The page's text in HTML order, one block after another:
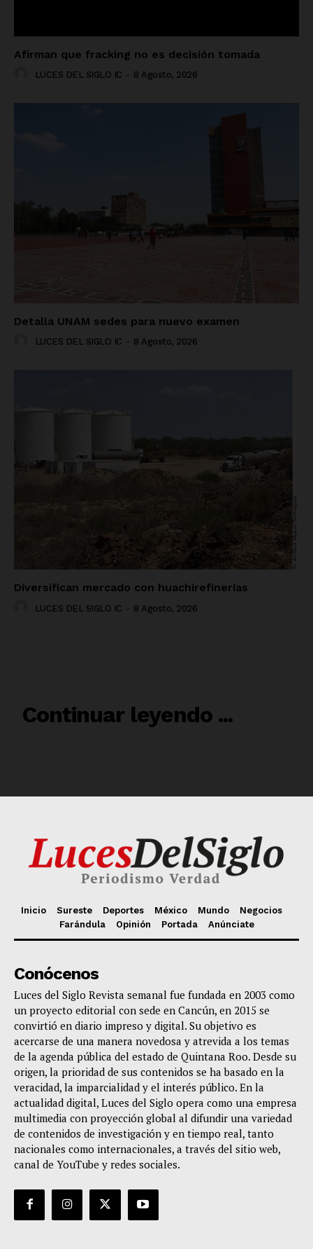
Inicio Sureste Deportes México Mundo
Negocios
Farándula
Opinión Portada Anúnciate
Conócenos
Luces del Siglo Revista semanal fue fundada en 2003 como
un proyecto editorial con sede en Cancún, en 2015 se
convirtió en diario impreso y digital. Su objetivo es
acercarse de una manera novedosa y atrevida a los temas
de la agenda pública del estado de Quintana Roo. Desde su
origen, la prioridad de sus contenidos se ha basado en la
veracidad, la imparcialidad y el interés público. En la
actualidad digital, Luces del Siglo opera como una empresa
multimedia con proyección global al difundir una variedad
de contenidos de investigación y en tiempo real, tanto
nacionales como internacionales, a través del sitio web,
canal de YouTube y redes sociales.